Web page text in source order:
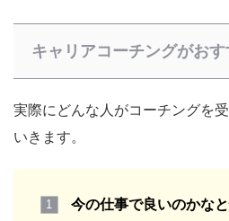
キャリアコーチングがお
実際にどんな人がコーチングを
いきます。
今の仕事で良いのかな